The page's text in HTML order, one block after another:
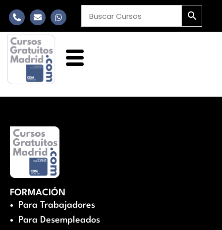
FORMACIÓN
Para Trabajadores
Para Desempleados